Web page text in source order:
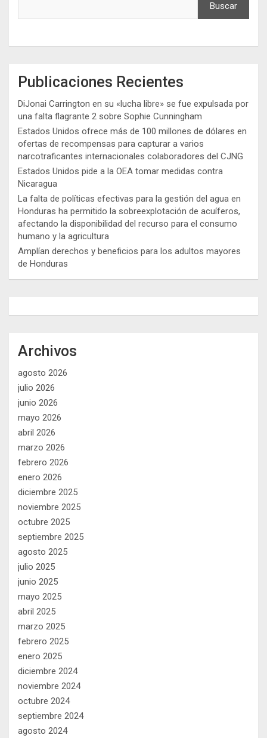
Buscar
Publicaciones Recientes
DiJonai Carrington en su «lucha libre» se fue expulsada por
una falta flagrante 2 sobre Sophie Cunningham
Estados Unidos ofrece más de 100 millones de dólares en
ofertas de recompensas para capturar a varios
narcotraficantes internacionales colaboradores del CJNG
Estados Unidos pide a la OEA tomar medidas contra
Nicaragua
La falta de políticas efectivas para la gestión del agua en
Honduras ha permitido la sobreexplotación de acuíferos,
afectando la disponibilidad del recurso para el consumo
humano y la agricultura
Amplían derechos y beneficios para los adultos mayores
de Honduras
Archivos
agosto 2026
julio 2026
junio 2026
mayo 2026
abril 2026
marzo 2026
febrero 2026
enero 2026
diciembre 2025
noviembre 2025
octubre 2025
septiembre 2025
agosto 2025
julio 2025
junio 2025
mayo 2025
abril 2025
marzo 2025
febrero 2025
enero 2025
diciembre 2024
noviembre 2024
octubre 2024
septiembre 2024
agosto 2024